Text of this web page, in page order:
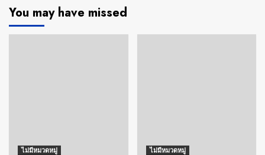
You may have missed
ไม่มีหมวดหมู่ ไม่มีหมวดหมู่